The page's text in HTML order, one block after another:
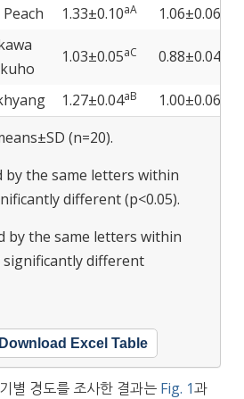
1.33±0.10aA 1.06±0.06
1.03±0.05aC 0.88±0.04
1.27±0.04aB 1.00±0.06
(n=20).
by the same letters within
different (p<0.05).
by the same letters within
different
Download Excel Table
별 경도를 조사한 결과는 Fig. 1과